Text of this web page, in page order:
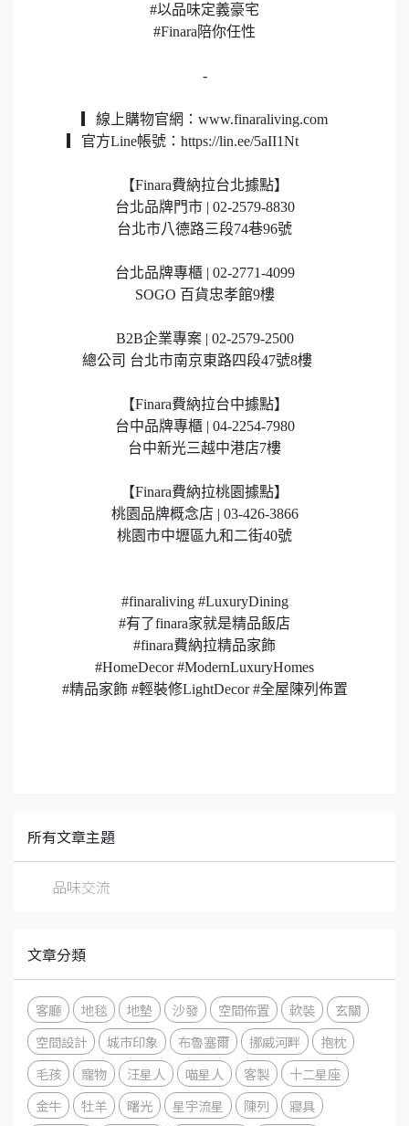
#以品味定義豪宅
#Finara陪你任性
-
▎線上購物官網：www.finaraliving.com
▎官方Line帳號：https://lin.ee/5aII1Nt
【Finara費納拉台北據點】
台北品牌門市 | 02-2579-8830
台北市八德路三段74巷96號
台北品牌專櫃 | 02-2771-4099
SOGO 百貨忠孝館9樓
B2B企業專案 | 02-2579-2500
總公司 台北市南京東路四段47號8樓
【Finara費納拉台中據點】
台中品牌專櫃 | 04-2254-7980
台中新光三越中港店7樓
【Finara費納拉桃園據點】
桃園品牌概念店 | 03-426-3866
桃園市中壢區九和二街40號
#finaraliving #LuxuryDining
#有了finara家就是精品飯店
#finara費納拉精品家飾
#HomeDecor #ModernLuxuryHomes
#精品家飾 #輕裝修LightDecor #全屋陳列佈置
所有文章主題
品味交流
文章分類
客廳 地毯 地墊 沙發 空間佈置 軟裝
玄關
空間設計
城市印象 布魯塞爾 挪威河畔
抱枕
毛孩
寵物 汪星人 喵星人 客製
十二星座
金牛
牡羊 曙光 星宇流星 陳列
寢具